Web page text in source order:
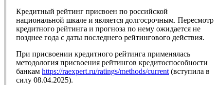
Кредитный рейтинг присвоен по российской
национальной шкале и является долгосрочным. Пересмотр
кредитного рейтинга и прогноза по нему ожидается не
позднее года с даты последнего рейтингового действия.
При присвоении кредитного рейтинга применялась
методология присвоения рейтингов кредитоспособности
банкам https://raexpert.ru/ratings/methods/current (вступила в
силу 08.04.2025).